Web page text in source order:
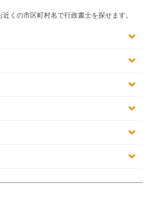
くの市区町村名で行政書士を探せます。